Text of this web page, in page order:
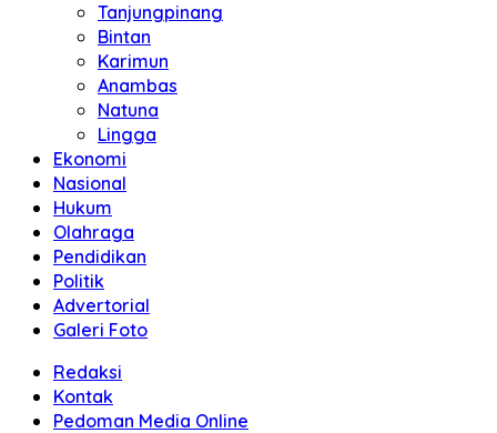
Tanjungpinang
Bintan
Karimun
Anambas
Natuna
Lingga
Ekonomi
Nasional
Hukum
Olahraga
Pendidikan
Politik
Advertorial
Galeri Foto
Redaksi
Kontak
Pedoman Media Online